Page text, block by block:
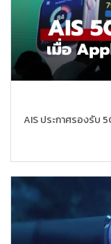
AIS ประกาศรองรับ